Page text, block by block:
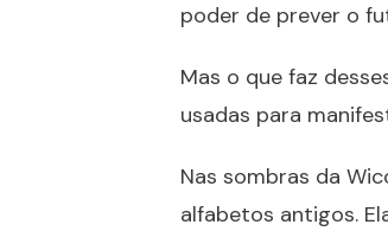
poder de prever o
Mas o que faz
usadas para
Nas sombras da
alfabetos antigos.